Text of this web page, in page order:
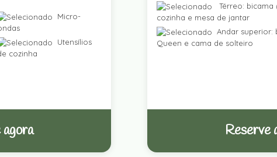
Micro-
Utensílios
cozinha
Térreo: bicama
cozinha e mesa de jantar
Andar superior:
Queen e cama de solteiro
Reserve